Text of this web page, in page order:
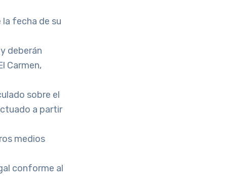
fecha de su
deberán
Carmen,
sobre el
a partir
medios
conforme al